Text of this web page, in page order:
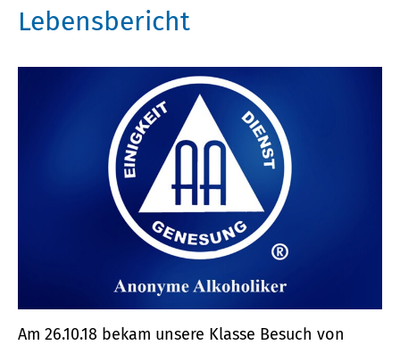
Lebensbericht
Am 26.10.18 bekam unsere Klasse Besuch von